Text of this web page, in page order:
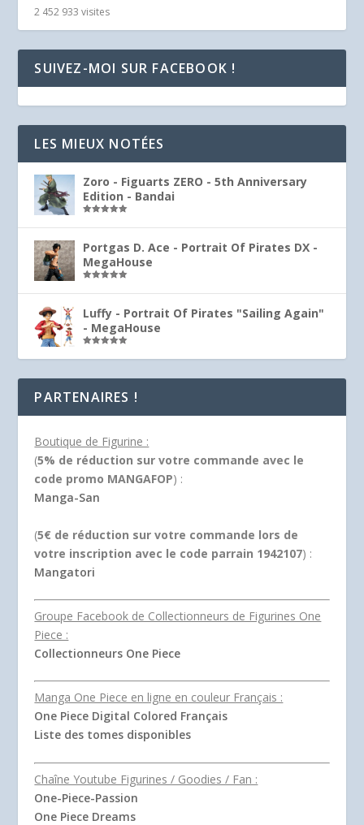
2 452 933 visites
SUIVEZ-MOI SUR FACEBOOK !
LES MIEUX NOTÉES
Zoro - Figuarts ZERO - 5th Anniversary
Edition - Bandai
Portgas D. Ace - Portrait Of Pirates DX -
MegaHouse
Luffy - Portrait Of Pirates "Sailing Again"
- MegaHouse
PARTENAIRES !
Boutique de Figurine :
(5% de réduction sur votre commande avec le
code promo MANGAFOP) :
Manga-San
(5€ de réduction sur votre commande lors de
votre inscription avec le code parrain 1942107) :
Mangatori
Groupe Facebook de Collectionneurs de Figurines One
Piece :
Collectionneurs One Piece
Manga One Piece en ligne en couleur Français :
One Piece Digital Colored Français
Liste des tomes disponibles
Chaîne Youtube Figurines / Goodies / Fan :
One-Piece-Passion
One Piece Dreams